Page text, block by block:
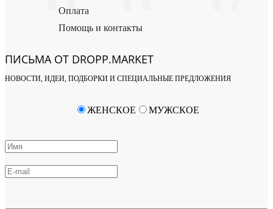
Оплата
Помощь и контакты
ПИСЬМА ОТ DROPP.MARKET
НОВОСТИ, ИДЕИ, ПОДБОРКИ И СПЕЦИАЛЬНЫЕ ПРЕДЛОЖЕНИЯ
ЖЕНСКОЕ МУЖСКОЕ